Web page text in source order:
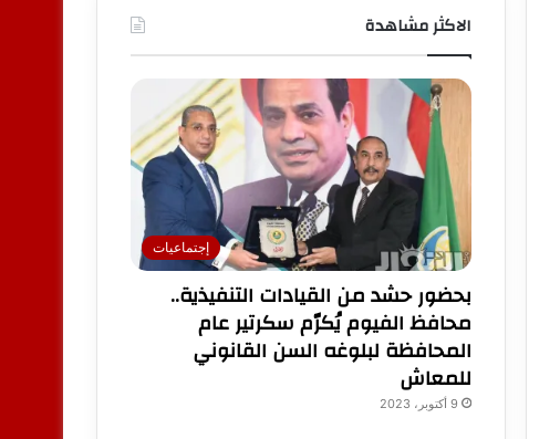
الاكثر مشاهدة
إجتماعيات
بحضور حشد من القيادات التنفيذية..
محافظ الفيوم يُكرّم سكرتير عام
المحافظة لبلوغه السن القانوني
للمعاش
9 أكتوبر، 2023